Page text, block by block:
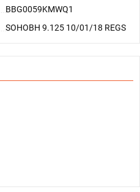
BBG0059KMWQ1
SOHOBH 9.125 10/01/18 REGS